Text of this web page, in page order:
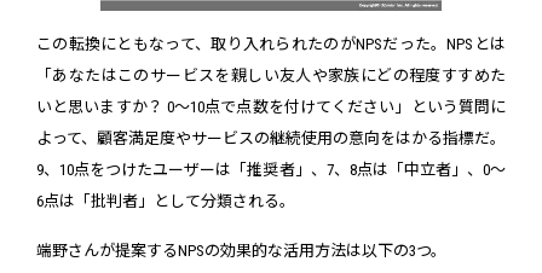
この転換にともなって、取り入れられたのがNPSだった。NPSとは
「あなたはこのサービスを親しい友人や家族にどの程度すすめた
いと思いますか？ 0〜10点で点数を付けてください」という質問に
よって、顧客満足度やサービスの継続使用の意向をはかる指標だ。
9、10点をつけたユーザーは「推奨者」、7、8点は「中立者」、0〜
6点は「批判者」として分類される。
端野さんが提案するNPSの効果的な活用方法は以下の3つ。